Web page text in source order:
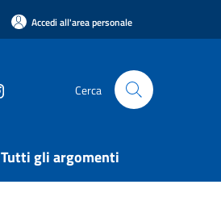
Accedi all'area personale
Cerca
Tutti gli argomenti